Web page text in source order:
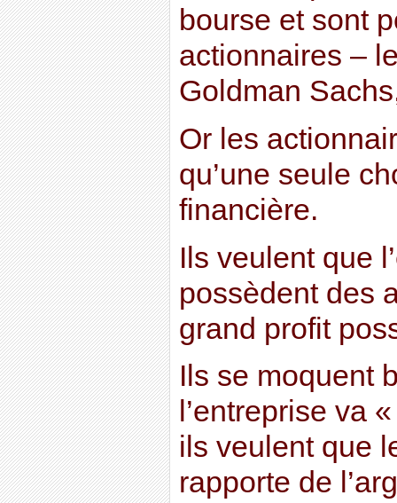
bourse et sont
actionnaires –
Goldman
Or les
qu’une seule
financière.
Ils veulent que
possèdent des
grand profit
Ils se moquent
l’entreprise va
ils veulent que
rapporte de